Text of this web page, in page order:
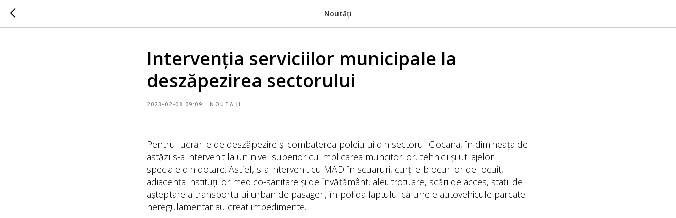
Noutăți
Intervenția serviciilor municipale la
deszăpezirea sectorului
2023-02-08 09:09 NOUTAȚI
Pentru lucrările de deszăpezire și combaterea poleiului din sectorul Ciocana, în dimineața de
astăzi s-a intervenit la un nivel superior cu implicarea muncitorilor, tehnicii și utilajelor
speciale din dotare. Astfel, s-a intervenit cu MAD în scuaruri, curțile blocurilor de locuit,
adiacența instituțiilor medico-sanitare și de învățământ, alei, trotuare, scări de acces, stații de
așteptare a transportului urban de pasageri, în pofida faptului că unele autovehicule parcate
neregulamentar au creat impedimente.